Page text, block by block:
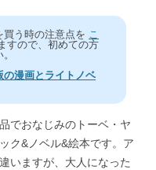
う時の注意点を こ
すので、初めての方
の漫画とライトノベ
でおなじみのトーベ・ヤ
ク&ノベル&絵本です。ア
いますが、大人になった